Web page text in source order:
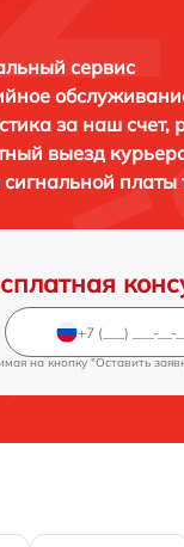
сервис
за наш счет,
выезд
платы
на кнопку "Оставить